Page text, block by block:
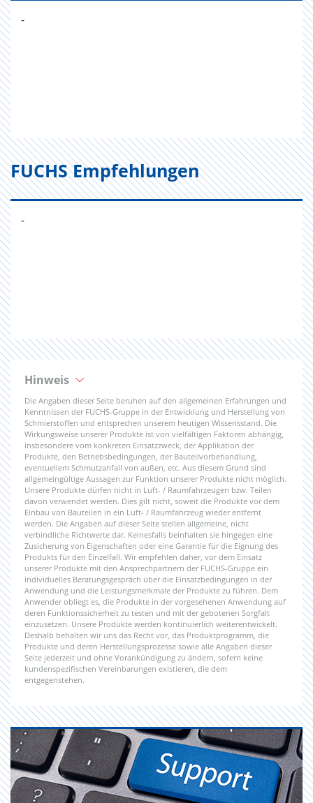
-
FUCHS Empfehlungen
-
Hinweis
Die Angaben dieser Seite beruhen auf den allgemeinen Erfahrungen und
Kenntnissen der FUCHS-Gruppe in der Entwicklung und Herstellung von
Schmierstoffen und entsprechen unserem heutigen Wissensstand. Die
Wirkungsweise unserer Produkte ist von vielfältigen Faktoren abhängig,
insbesondere vom konkreten Einsatzzweck, der Applikation der
Produkte, den Betriebsbedingungen, der Bauteilvorbehandlung,
eventuellem Schmutzanfall von außen, etc. Aus diesem Grund sind
allgemeingültige Aussagen zur Funktion unserer Produkte nicht möglich.
Unsere Produkte dürfen nicht in Luft- / Raumfahrzeugen bzw. Teilen
davon verwendet werden. Dies gilt nicht, soweit die Produkte vor dem
Einbau von Bauteilen in ein Luft- / Raumfahrzeug wieder entfernt
werden. Die Angaben auf dieser Seite stellen allgemeine, nicht
verbindliche Richtwerte dar. Keinesfalls beinhalten sie hingegen eine
Zusicherung von Eigenschaften oder eine Garantie für die Eignung des
Produkts für den Einzelfall. Wir empfehlen daher, vor dem Einsatz
unserer Produkte mit den Ansprechpartnern der FUCHS-Gruppe ein
individuelles Beratungsgespräch über die Einsatzbedingungen in der
Anwendung und die Leistungsmerkmale der Produkte zu führen. Dem
Anwender obliegt es, die Produkte in der vorgesehenen Anwendung auf
deren Funktionssicherheit zu testen und mit der gebotenen Sorgfalt
einzusetzen. Unsere Produkte werden kontinuierlich weiterentwickelt.
Deshalb behalten wir uns das Recht vor, das Produktprogramm, die
Produkte und deren Herstellungsprozesse sowie alle Angaben dieser
Seite jederzeit und ohne Vorankündigung zu ändern, sofern keine
kundenspezifischen Vereinbarungen existieren, die dem
entgegenstehen.